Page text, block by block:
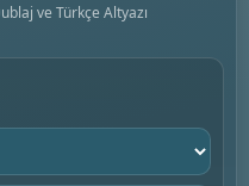
ve Türkçe Altyazı